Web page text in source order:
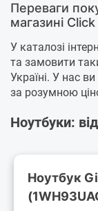
Переваги
магазині Click
У каталозі
та замовити
Україні. У нас
за розумною
Ноутбуки:
Ноутбук